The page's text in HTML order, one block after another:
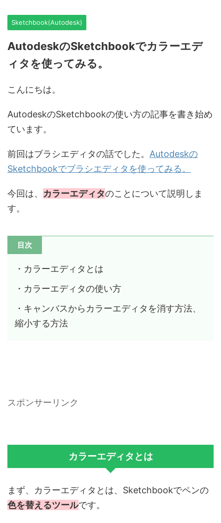
Sketchbook(Autodesk)
AutodeskのSketchbookでカラーエデ
ィタを使ってみる。
こんにちは。
AutodeskのSketchbookの使い方の記事を書き始め
ています。
前回はブラシエディタの話でした。 Autodeskの
Sketchbookでブラシエディタを使ってみる。
今回は、 カラーエディタのことについて説明しま
す。
目次
・カラーエディタとは
・カラーエディタの使い方
・キャンバスからカラーエディタを消す方法、
縮小する方法
スポンサーリンク
カラーエディタとは
まず、カラーエディタとは、Sketchbookでペンの
色を替えるツールです。